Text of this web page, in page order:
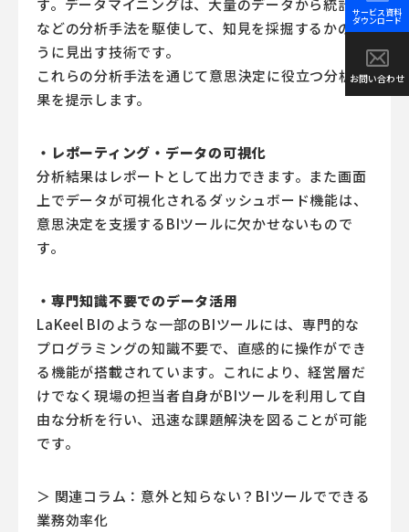
サービス資料
ダウンロード
お問い合わせ
す。データマイニングは、大量のデータから統計学
などの分析手法を駆使して、知見を採掘するかのよ
うに見出す技術です。
これらの分析手法を通じて意思決定に役立つ分析結
果を提示します。
・レポーティング・データの可視化
分析結果はレポートとして出力できます。また画面
上でデータが可視化されるダッシュボード機能は、
意思決定を支援するBIツールに欠かせないもので
す。
・専門知識不要でのデータ活用
LaKeel BIのような一部のBIツールには、専門的な
プログラミングの知識不要で、直感的に操作ができ
る機能が搭載されています。これにより、経営層だ
けでなく現場の担当者自身がBIツールを利用して自
由な分析を行い、迅速な課題解決を図ることが可能
です。
＞ 関連コラム：意外と知らない？BIツールでできる
業務効率化